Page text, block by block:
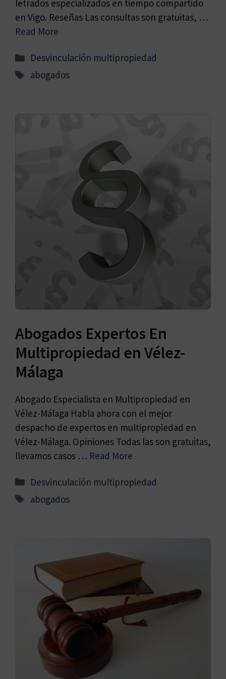
letrados especializados en tiempo compartido
en Vigo. Reseñas Las consultas son gratuitas, …
Read More
Categorías
Desvinculación multipropiedad
Etiquetas
abogados
Abogados Expertos En
Multipropiedad en Vélez-
Málaga
Abogado Especialista en Multipropiedad en
Vélez-Málaga Habla ahora con el mejor
despacho de expertos en multipropiedad en
Vélez-Málaga. Opiniones Todas las son gratuitas,
llevamos casos … Read More
Categorías
Desvinculación multipropiedad
Etiquetas
abogados